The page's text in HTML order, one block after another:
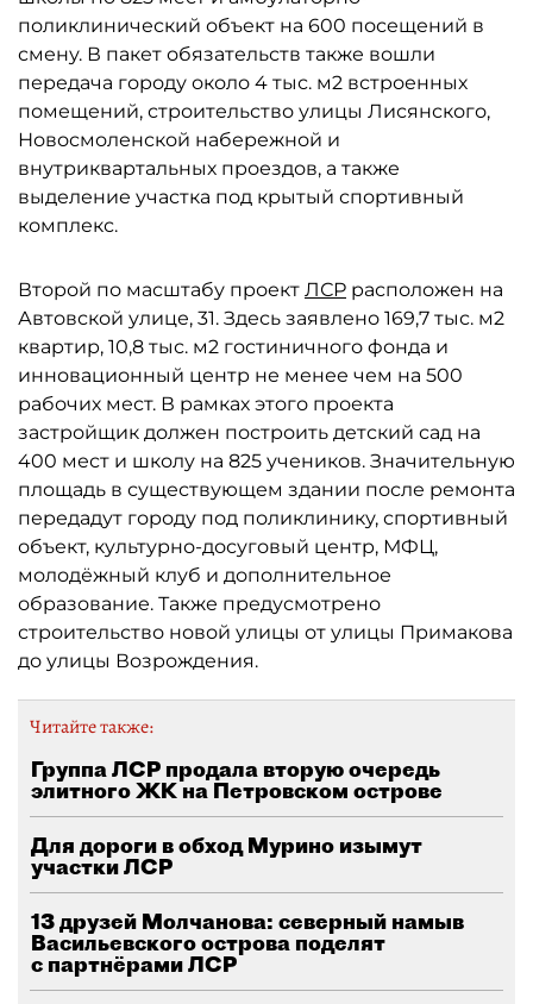
поликлинический объект на 600 посещений в
смену. В пакет обязательств также вошли
передача городу около 4 тыс. м2 встроенных
помещений, строительство улицы Лисянского,
Новосмоленской набережной и
внутриквартальных проездов, а также
выделение участка под крытый спортивный
комплекс.
Второй по масштабу проект ЛСР расположен на
Автовской улице, 31. Здесь заявлено 169,7 тыс. м2
квартир, 10,8 тыс. м2 гостиничного фонда и
инновационный центр не менее чем на 500
рабочих мест. В рамках этого проекта
застройщик должен построить детский сад на
400 мест и школу на 825 учеников. Значительную
площадь в существующем здании после ремонта
передадут городу под поликлинику, спортивный
объект, культурно-досуговый центр, МФЦ,
молодёжный клуб и дополнительное
образование. Также предусмотрено
строительство новой улицы от улицы Примакова
до улицы Возрождения.
Читайте также:
Группа ЛСР продала вторую очередь
элитного ЖК на Петровском острове
Для дороги в обход Мурино изымут
участки ЛСР
13 друзей Молчанова: северный намыв
Васильевского острова поделят
с партнёрами ЛСР